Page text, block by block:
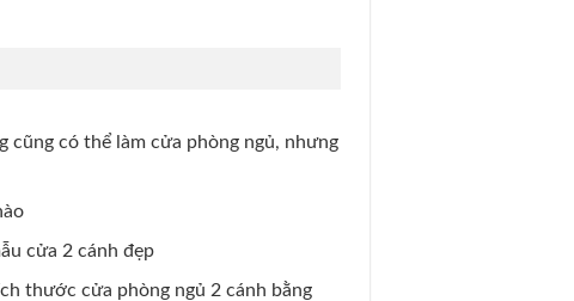
cũng có thể làm cửa phòng ngủ, nhưng
cửa 2 cánh đẹp
thước cửa phòng ngủ 2 cánh bằng